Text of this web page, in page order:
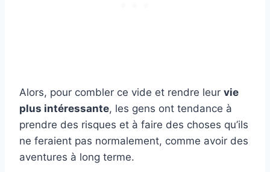
Alors, pour combler ce vide et rendre leur vie
plus intéressante, les gens ont tendance à
prendre des risques et à faire des choses qu’ils
ne feraient pas normalement, comme avoir des
aventures à long terme.